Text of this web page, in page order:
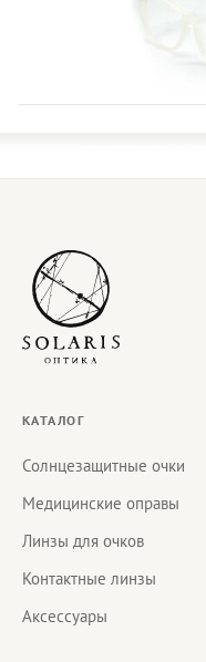
КАТАЛОГ
Солнцезащитные очки
Медицинские оправы
Линзы для очков
Контактные линзы
Аксессуары